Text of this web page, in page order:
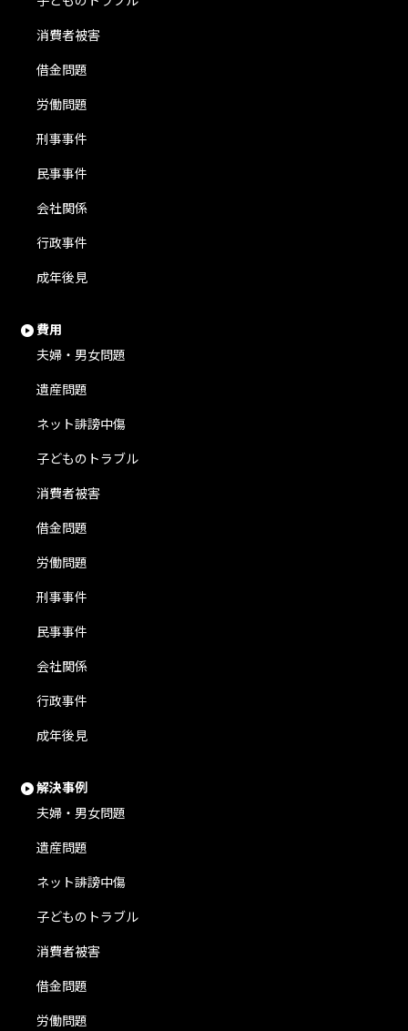
消費者被害
借金問題
労働問題
刑事事件
民事事件
会社関係
行政事件
成年後見
費用
夫婦・男女問題
遺産問題
ネット誹謗中傷
子どものトラブル
消費者被害
借金問題
労働問題
刑事事件
民事事件
会社関係
行政事件
成年後見
解決事例
夫婦・男女問題
遺産問題
ネット誹謗中傷
子どものトラブル
消費者被害
借金問題
労働問題